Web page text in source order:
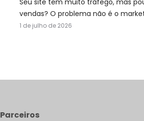
Seu site tem muito tráfego, mas
vendas? O problema não é o
1 de julho de 2026
Parceiros